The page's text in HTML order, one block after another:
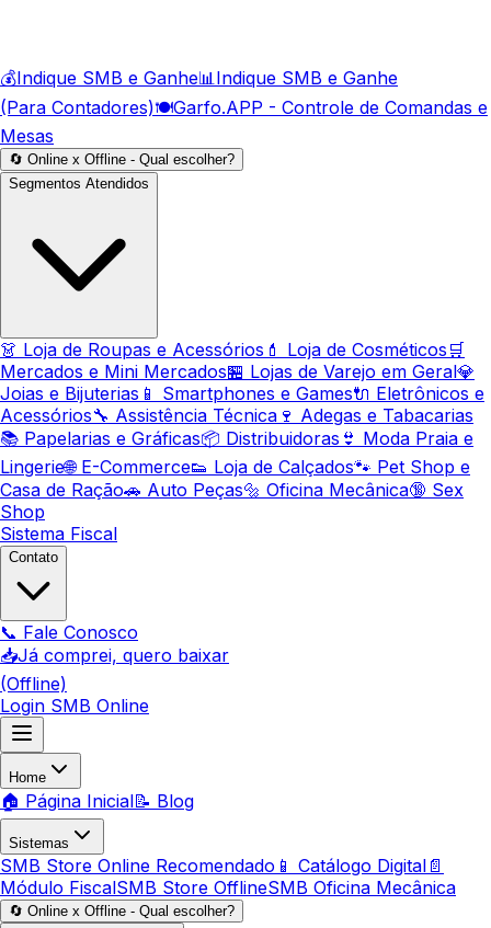
💰Indique SMB e Ganhe📊Indique SMB e Ganhe
(Para Contadores)🍽️Garfo.APP - Controle de Comandas e
Mesas
🔄 Online x Offline - Qual escolher?
Segmentos Atendidos
👗 Loja de Roupas e Acessórios 💄 Loja de Cosméticos 🛒
Mercados e Mini Mercados🏪 Lojas de Varejo em Geral💎
Joias e Bijuterias 📱 Smartphones e Games🔌 Eletrônicos e
Acessórios🔧 Assistência Técnica 🍷 Adegas e Tabacarias
📚 Papelarias e Gráficas📦 Distribuidoras 👙 Moda Praia e
Lingerie🌐 E-Commerce👟 Loja de Calçados🐾 Pet Shop e
Casa de Ração🚗 Auto Peças🔩 Oficina Mecânica🔞 Sex
Shop
Sistema Fiscal
Contato
📞 Fale Conosco
📥Já comprei, quero baixar
(Offline)
Login SMB Online
Home
🏠 Página Inicial📝 Blog
Sistemas
SMB Store Online Recomendado 📱 Catálogo Digital 📄
Módulo FiscalSMB Store OfflineSMB Oficina Mecânica
🔄 Online x Offline - Qual escolher?